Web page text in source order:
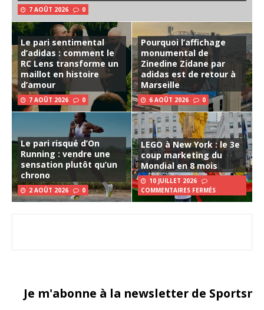
7 AOÛT 2026 0
Le pari sentimental
d’adidas : comment le
RC Lens transforme un
maillot en histoire
d’amour
7 AOÛT 2026 0
Pourquoi l’affichage
monumental de
Zinedine Zidane par
adidas est de retour à
Marseille
6 AOÛT 2026 0
Le pari risqué d’On
Running : vendre une
sensation plutôt qu’un
chrono
2 AOÛT 2026 0
LEGO à New York : le 3e
coup marketing du
Mondial en 8 mois
10 JUILLET 2026
COMMENTAIRES FERMÉS
Je m'abonne à la newsletter de